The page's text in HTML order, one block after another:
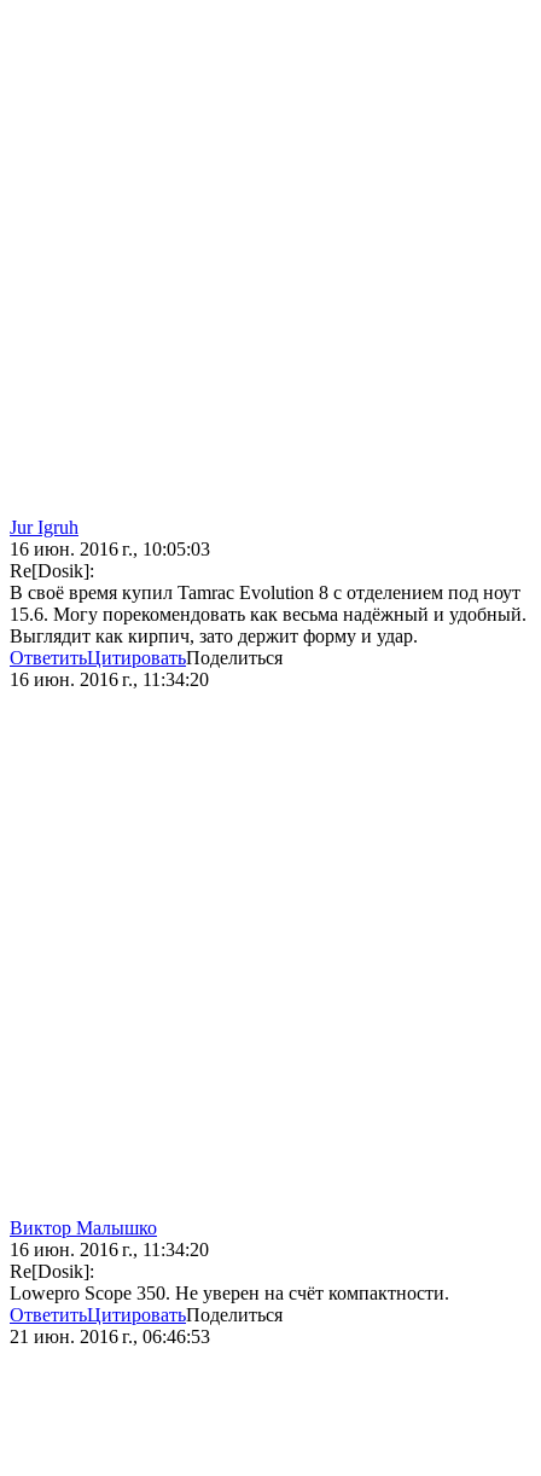
Jur Igruh
16 июн. 2016 г., 10:05:03
Re[Dosik]:
В своё время купил Tamrac Evolution 8 с отделением под ноут
15.6. Могу порекомендовать как весьма надёжный и удобный.
Выглядит как кирпич, зато держит форму и удар.
ОтветитьЦитироватьПоделиться
16 июн. 2016 г., 11:34:20
Виктор Малышко
16 июн. 2016 г., 11:34:20
Re[Dosik]:
Lowepro Scope 350. Не уверен на счёт компактности.
ОтветитьЦитироватьПоделиться
21 июн. 2016 г., 06:46:53